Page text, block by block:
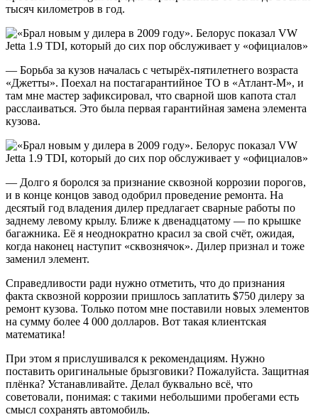
тысяч километров в год.
— Борьба за кузов началась с четырёх-пятилетнего возраста
«Джетты». Поехал на постагарантийное ТО в «Атлант-М», и
там мне мастер зафиксировал, что сварной шов капота стал
расслаиваться. Это была первая гарантийная замена элемента
кузова.
— Долго я боролся за признание сквозной коррозии порогов,
и в конце концов завод одобрил проведение ремонта. На
десятый год владения дилер предлагает сварные работы по
заднему левому крылу. Ближе к двенадцатому — по крышке
багажника. Её я неоднократно красил за свой счёт, ожидая,
когда наконец наступит «сквознячок». Дилер признал и тоже
заменил элемент.
Справедливости ради нужно отметить, что до признания
факта сквозной коррозии пришлось заплатить $750 дилеру за
ремонт кузова. Только потом мне поставили новых элементов
на сумму более 4 000 долларов. Вот такая клиентская
математика!
При этом я прислушивался к рекомендациям. Нужно
поставить оригинальные брызговики? Пожалуйста. Защитная
плёнка? Устанавливайте. Делал буквально всё, что
советовали, понимая: с такими небольшими пробегами есть
смысл сохранять автомобиль.